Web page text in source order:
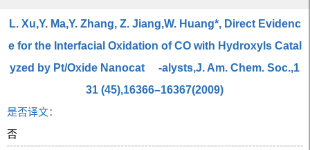
L. Xu,Y. Ma,Y. Zhang, Z. Jiang,W. Huang*, Direct Evidenc
e for the Interfacial Oxidation of CO with Hydroxyls Catal
yzed by Pt/Oxide Nanocat -alysts,J. Am. Chem. Soc.,1
31 (45),16366–16367(2009)
是否译文：
否